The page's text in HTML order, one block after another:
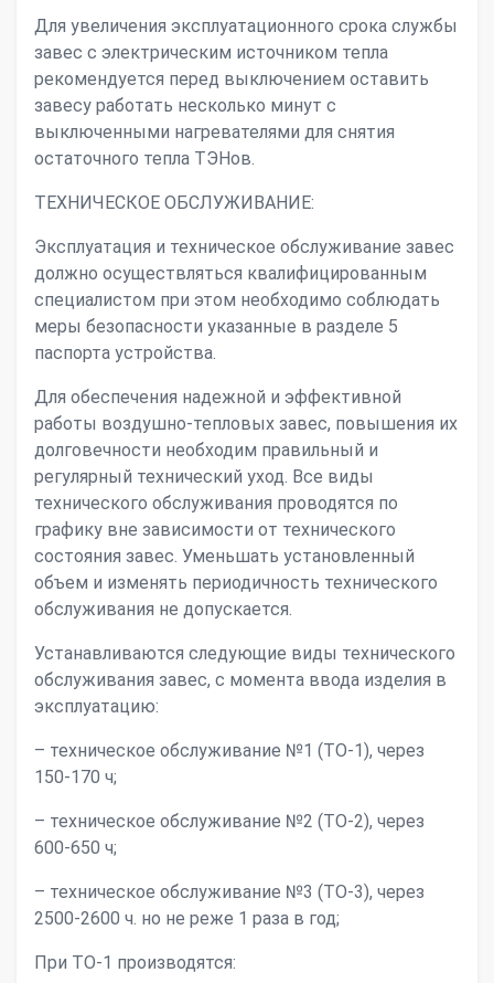
Для увеличения эксплуатационного срока службы
завес с электрическим источником тепла
рекомендуется перед выключением оставить
завесу работать несколько минут с
выключенными нагревателями для снятия
остаточного тепла ТЭНов.
ТЕХНИЧЕСКОЕ ОБСЛУЖИВАНИЕ:
Эксплуатация и техническое обслуживание завес
должно осуществляться квалифицированным
специалистом при этом необходимо соблюдать
меры безопасности указанные в разделе 5
паспорта устройства.
Для обеспечения надежной и эффективной
работы воздушно-тепловых завес, повышения их
долговечности необходим правильный и
регулярный технический уход. Все виды
технического обслуживания проводятся по
графику вне зависимости от технического
состояния завес. Уменьшать установленный
объем и изменять периодичность технического
обслуживания не допускается.
Устанавливаются следующие виды технического
обслуживания завес, с момента ввода изделия в
эксплуатацию:
– техническое обслуживание №1 (ТО-1), через
150-170 ч;
– техническое обслуживание №2 (ТО-2), через
600-650 ч;
– техническое обслуживание №3 (ТО-3), через
2500-2600 ч. но не реже 1 раза в год;
При ТО-1 производятся: